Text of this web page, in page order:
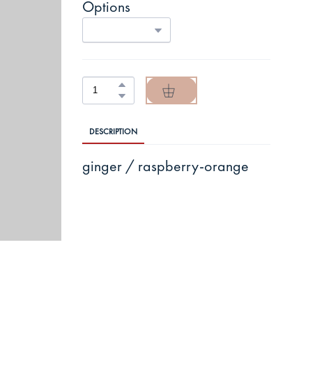
Options
DESCRIPTION
ginger / raspberry-orange